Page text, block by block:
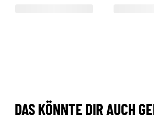
DAS KÖNNTE DIR AUCH